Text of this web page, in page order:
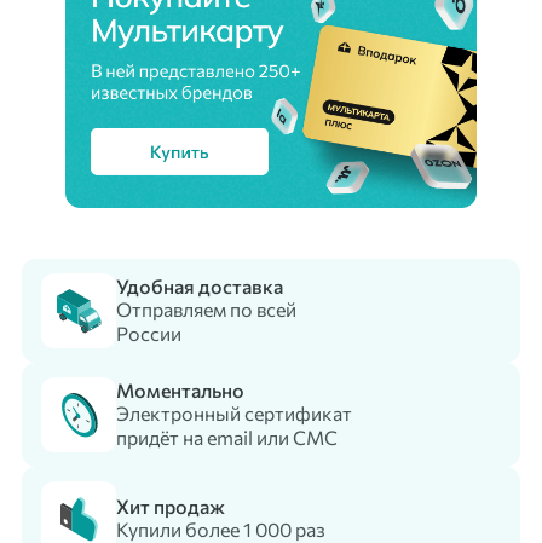
Удобная доставка
Отправляем по всей
России
Моментально
Электронный сертификат
придёт на email или СМС
Хит продаж
Купили более 1 000 раз